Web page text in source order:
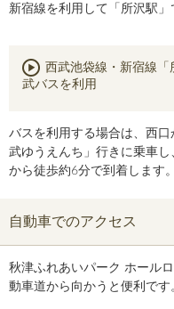
新宿線を利用して「所沢駅」
西武池袋線・新宿線
武バスを利用
バスを利用する場合は、西
武ゆうえんち」行きに乗車
から徒歩約6分で到着します。
自動車でのアクセス
秋津ふれあいパーク ホール
動車道から向かうと便利です